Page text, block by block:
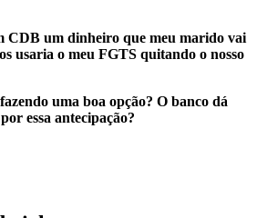
CDB um dinheiro que meu marido vai
usaria o meu FGTS quitando o nosso
uma boa opção? O banco dá
essa antecipação?